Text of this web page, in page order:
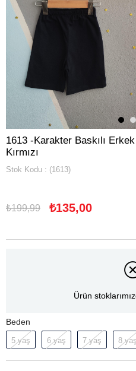
1613 -Karakter Baskılı
Kırmızı
Stok Kodu (1613)
₺199,99 ₺135,00
Ürün
Beden
5 yaş 6 yaş 7 yaş 8 yaş